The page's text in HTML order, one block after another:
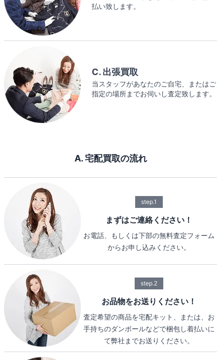
払い致します。
C. 出張買取
当スタッフがあなたのご自宅、またはご
指定の場所までお伺いし査定致します。
A. 宅配買取の流れ
step.1
まずはご連絡ください！
お電話、もしくは下部の無料査定フォーム
からお申し込みください。
step.2
お品物をお送りください！
査定希望の商品を宅配キット、または、お
手持ちのダンボールなどで梱包し着払いに
て弊社までお送りください。